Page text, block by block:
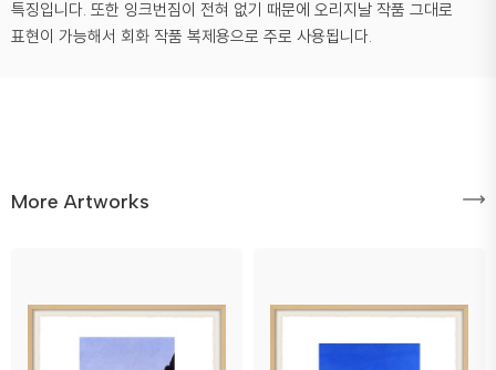
특징입니다. 또한 잉크번짐이 전혀 없기 때문에 오리지날 작품 그대로
표현이 가능해서 회화 작품 복제용으로 주로 사용됩니다.
More Artworks